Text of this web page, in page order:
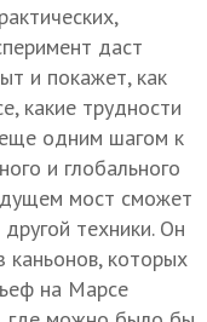
даст
и покажет, как
какие трудности
еще одним шагом к
и глобального
мост сможет
техники. Он
каньонов, которых
на Марсе